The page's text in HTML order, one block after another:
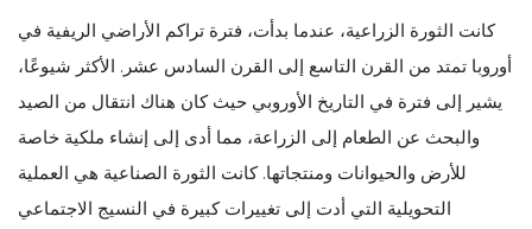
كانت الثورة الزراعية، عندما بدأت، فترة تراكم الأراضي الريفية في
أوروبا تمتد من القرن التاسع إلى القرن السادس عشر. الأكثر شيوعًا،
يشير إلى فترة في التاريخ الأوروبي حيث كان هناك انتقال من الصيد
والبحث عن الطعام إلى الزراعة، مما أدى إلى إنشاء ملكية خاصة
للأرض والحيوانات ومنتجاتها. كانت الثورة الصناعية هي العملية
التحويلية التي أدت إلى تغييرات كبيرة في النسيج الاجتماعي